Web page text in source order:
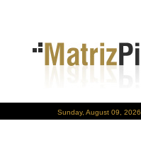
Sunday, August 09, 2026